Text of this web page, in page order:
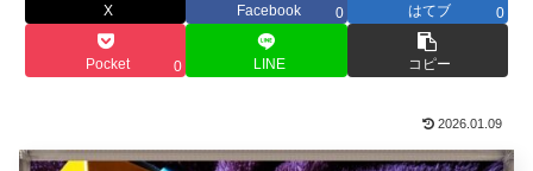
X Facebook 0 はてブ 0
Pocket 0 LINE コピー
2026.01.09